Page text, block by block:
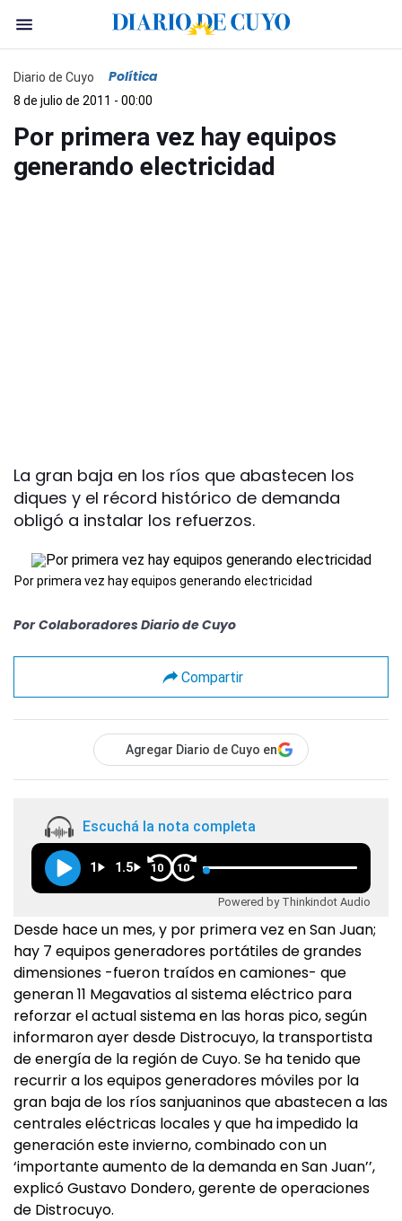
Diario de Cuyo Política
8 de julio de 2011 - 00:00
Por primera vez hay equipos
generando electricidad
La gran baja en los ríos que abastecen los
diques y el récord histórico de demanda
obligó a instalar los refuerzos.
Por primera vez hay equipos generando electricidad
Por Colaboradores Diario de Cuyo
Compartir
Agregar Diario de Cuyo en
Escuchá la nota completa
1 1.5 10 10
Powered by Thinkindot Audio
Desde hace un mes, y por primera vez en San Juan;
hay 7 equipos generadores portátiles de grandes
dimensiones -fueron traídos en camiones- que
generan 11 Megavatios al sistema eléctrico para
reforzar el actual sistema en las horas pico, según
informaron ayer desde Distrocuyo, la transportista
de energía de la región de Cuyo. Se ha tenido que
recurrir a los equipos generadores móviles por la
gran baja de los ríos sanjuaninos que abastecen a las
centrales eléctricas locales y que ha impedido la
generación este invierno, combinado con un
‘importante aumento de la demanda en San Juan’’,
explicó Gustavo Dondero, gerente de operaciones
de Distrocuyo.